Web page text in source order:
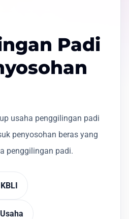
Padi
usaha penggilingan padi
penyosohan beras yang
penggilingan padi.